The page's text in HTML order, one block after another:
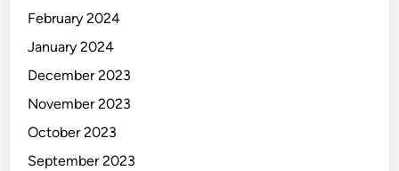
February 2024
January 2024
December 2023
November 2023
October 2023
September 2023